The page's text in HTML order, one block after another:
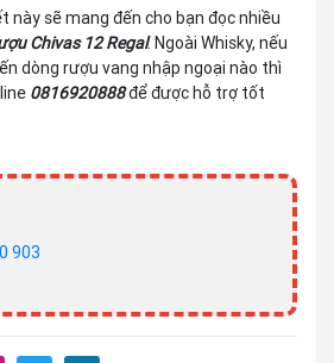
này sẽ mang đến cho bạn đọc nhiều
Chivas 12 Regal. Ngoài Whisky, nếu
dòng rượu vang nhập ngoại nào thì
0816920888để được hỗ trợ tốt
903